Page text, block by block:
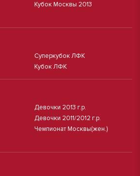
Кубок Москвы 2013
Суперкубок ЛФК
Кубок ЛФК
Девочки 2013 г.р.
Девочки 2011/2012 г.р.
Чемпионат Москвы(жен.)